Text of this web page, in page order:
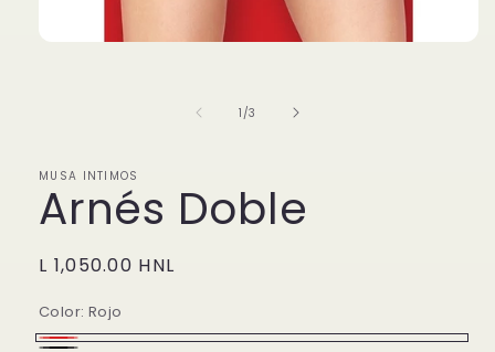
1 /de
3
MUSA INTIMOS
Arnés Doble
Precio
L 1,050.00 HNL
Color: Rojo